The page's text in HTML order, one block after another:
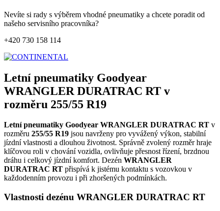
Nevíte si rady s výběrem vhodné pneumatiky a chcete poradit od
našeho servisního pracovníka?
+420 730 158 114
Letní pneumatiky Goodyear
WRANGLER DURATRAC RT v
rozměru 255/55 R19
Letní pneumatiky Goodyear WRANGLER DURATRAC RT v
rozměru 255/55 R19 jsou navrženy pro vyvážený výkon, stabilní
jízdní vlastnosti a dlouhou životnost. Správně zvolený rozměr hraje
klíčovou roli v chování vozidla, ovlivňuje přesnost řízení, brzdnou
dráhu i celkový jízdní komfort. Dezén WRANGLER
DURATRAC RT přispívá k jistému kontaktu s vozovkou v
každodenním provozu i při zhoršených podmínkách.
Vlastnosti dezénu WRANGLER DURATRAC RT